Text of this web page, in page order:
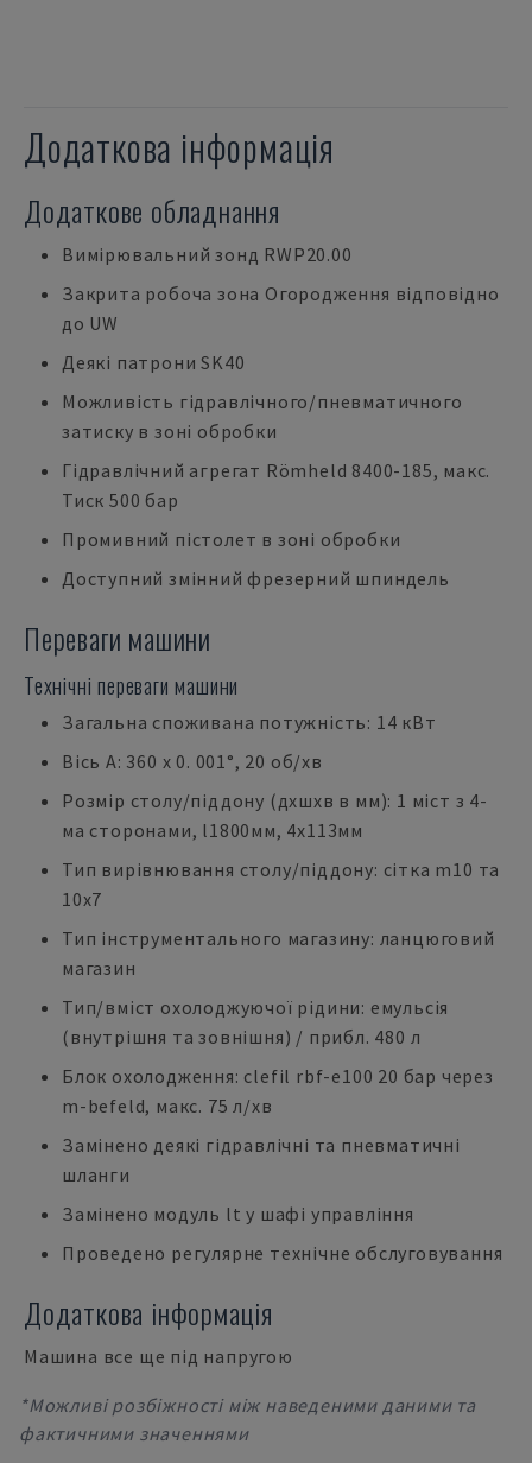
Додаткова інформація
Додаткове обладнання
Вимірювальний зонд RWP20.00
Закрита робоча зона Огородження відповідно
до UW
Деякі патрони SK40
Можливість гідравлічного/пневматичного
затиску в зоні обробки
Гідравлічний агрегат Römheld 8400-185, макс.
Тиск 500 бар
Промивний пістолет в зоні обробки
Доступний змінний фрезерний шпиндель
Переваги машини
Технічні переваги машини
Загальна споживана потужність: 14 кВт
Вісь А: 360 x 0. 001°, 20 об/хв
Розмір столу/піддону (дхшхв в мм): 1 міст з 4-
ма сторонами, l1800мм, 4x113мм
Тип вирівнювання столу/піддону: сітка m10 та
10х7
Тип інструментального магазину: ланцюговий
магазин
Тип/вміст охолоджуючої рідини: емульсія
(внутрішня та зовнішня) / прибл. 480 л
Блок охолодження: clefil rbf-e100 20 бар через
m-befeld, макс. 75 л/хв
Замінено деякі гідравлічні та пневматичні
шланги
Замінено модуль lt у шафі управління
Проведено регулярне технічне обслуговування
Додаткова інформація
Машина все ще під напругою
*Можливі розбіжності між наведеними даними та
фактичними значеннями